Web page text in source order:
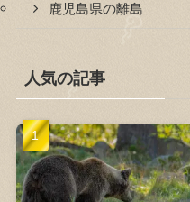
鹿児島県の離島
人気の記事